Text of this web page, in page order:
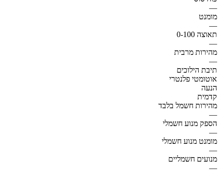
—
מומנט
—
תאוצה 0-100
—
מהירות מרבית
—
תיבת הילוכים
אוטומטי פלנטרי
הנעה
קדמית
מהירות חשמל בלבד
—
הספק מנוע חשמלי
—
מומנט מנוע חשמלי
—
מנועים חשמליים
—